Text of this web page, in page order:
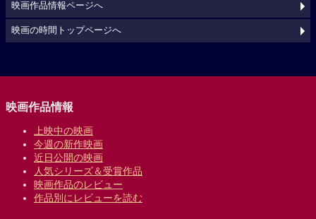
映画作品情報ページへ
映画の時間トップページへ
映画作品情報
上映中の映画
今週の新作映画
近日公開の映画
人気シリーズ＆受賞作品
映画作品のレビュー
作品別にレビューを読む